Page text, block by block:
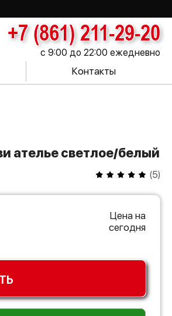
+7 (861) 211-29-20
с 9:00 до 22:00 ежедневно
Контакты
ателье светлое/белый
(5)
Цена на
сегодня